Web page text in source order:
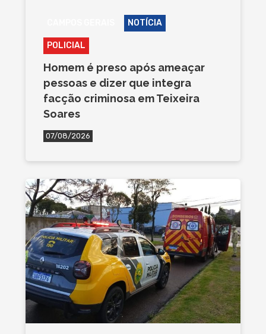
NOTÍCIA
POLICIAL
Homem é preso após ameaçar
pessoas e dizer que integra
facção criminosa em Teixeira
Soares
07/08/2026